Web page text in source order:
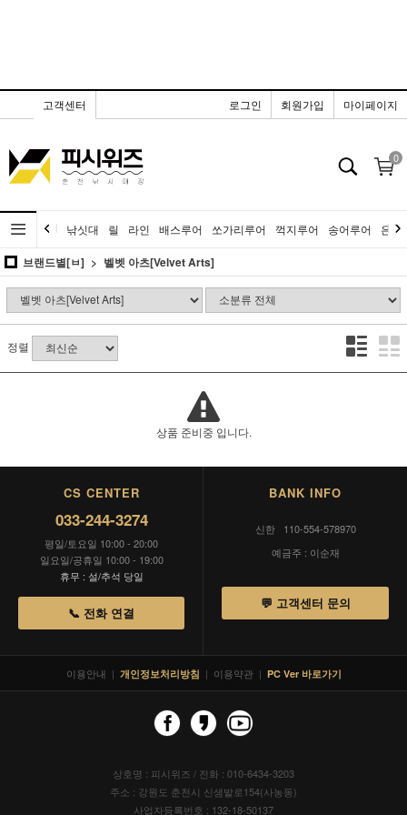
고객센터 로그인 회원가입 마이페이지
0
낚싯대 릴 라인 배스루어 쏘가리루어 꺽지루어 송어루어 은어
브랜드별[ㅂ] 벨벳 아츠[Velvet Arts]
정렬
상품 준비중 입니다.
CS CENTER
033-244-3274
평일/토요일 10:00 - 20:00
일요일/공휴일 10:00 - 19:00
휴무 : 설/추석 당일
📞 전화 연결
BANK INFO
신한 110-554-578970
예금주 : 이순재
💬 고객센터 문의
이용안내 | 개인정보처리방침 | 이용약관 | PC Ver 바로가기
상호명 : 피시위즈 / 전화 : 010-6434-3203
주소 : 강원도 춘천시 신샘밭로154(사농동)
사업자등록번호 : 132-18-50137